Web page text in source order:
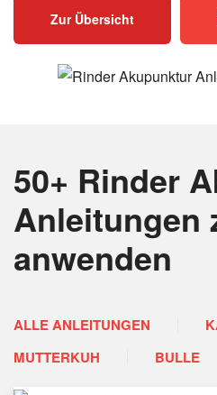
Zur Übersicht
50+ Rinder
Anleitungen
anwenden
ALLE ANLEITUNGEN
MUTTERKUH
BULLE